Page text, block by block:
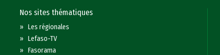
Nos sites thématiques
»Les régionales
»Lefaso-TV
»Fasorama